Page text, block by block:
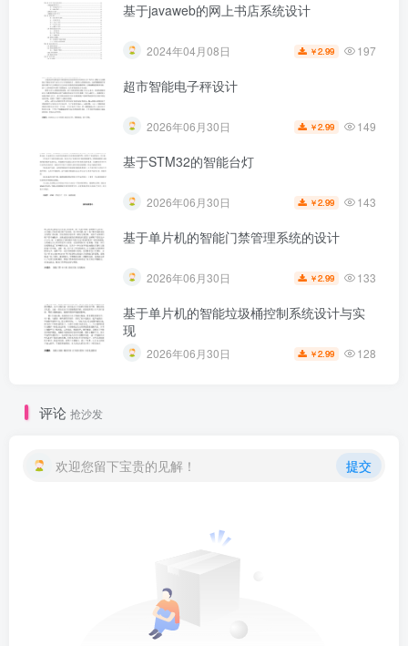
基于javaweb的网上书店系统设计
2024年04月08日 ￥2.99 197
超市智能电子秤设计
2026年06月30日 ￥2.99 149
基于STM32的智能台灯
2026年06月30日 ￥2.99 143
基于单片机的智能门禁管理系统的设计
2026年06月30日 ￥2.99 133
基于单片机的智能垃圾桶控制系统设计与实
现
2026年06月30日 ￥2.99 128
评论 抢沙发
欢迎您留下宝贵的见解！ 提交